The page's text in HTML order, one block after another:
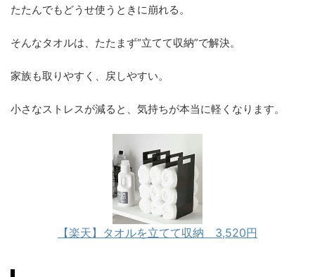
たたんでもどうせ使うときに崩れる。
そんなタオルは、たたまず“立てて収納”で解決。
家族も取りやすく、戻しやすい。
小さなストレスが減ると、気持ちが本当に軽くなります。
【楽天】タオルを立てて収納 3,520円